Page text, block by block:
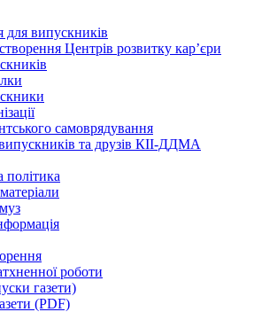
для випускників
Центрів розвитку кар’єри
самоврядування
та друзів КІІ-ДДМА
політика
роботи
газети)
(PDF)